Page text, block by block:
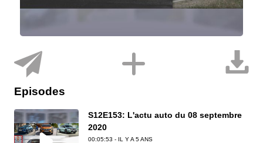
Episodes
S12E153: L'actu auto du 08 septembre
2020
00:05:53 - IL Y A 5 ANS